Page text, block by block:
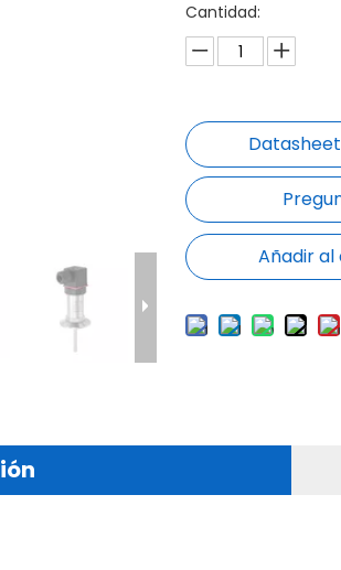
Cantidad:
Añadir